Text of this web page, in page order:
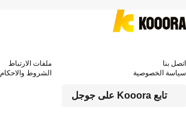
تابع Kooora على جوجل
اتصل بنا
ملفات الارتباط
سياسة الخصوصية
الشروط والاحكام